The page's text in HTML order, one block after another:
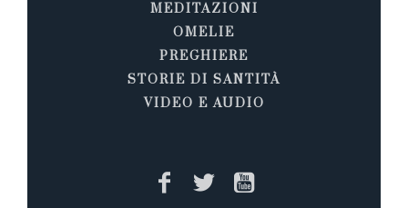
MEDITAZIONI
OMELIE
PREGHIERE
STORIE DI SANTITÀ
VIDEO E AUDIO